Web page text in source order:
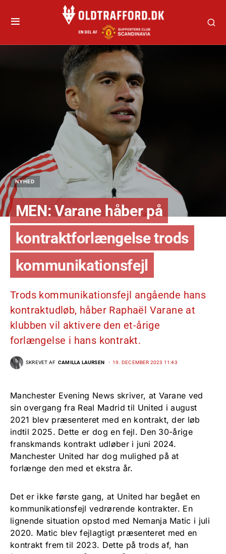
NYHED
MEN: Varane håber på
kontraktforlængelse trods
kommunikationsfejl
Trods kommunikationsfejl angående hans
kontraktudløb, håber Raphaël Varane at
klubben vil aktivere den et-årige
forlængelse i hans kontrakt.
SKREVET AF CAMILLA LAURSEN 19. DECEMBER 2023 11:43
Manchester Evening News skriver, at Varane ved
sin overgang fra Real Madrid til United i august
2021 blev præsenteret med en kontrakt, der løb
indtil 2025. Dette er dog en fejl. Den 30-årige
franskmands kontrakt udløber i juni 2024.
Manchester United har dog mulighed på at
forlænge den med et ekstra år.
Det er ikke første gang, at United har begået en
kommunikationsfejl vedrørende kontrakter. En
lignende situation opstod med Nemanja Matic i juli
2020. Matic blev fejlagtigt præsenteret med en
kontrakt frem til 2023. Dette på trods af, han